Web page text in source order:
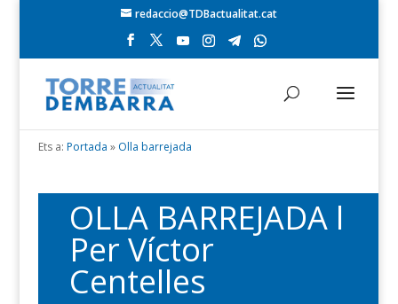
redaccio@TDBactualitat.cat
Ets a: Portada » Olla barrejada
OLLA BARREJADA l
Per Víctor
Centelles